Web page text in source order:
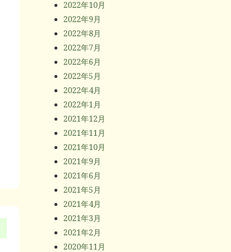
2022年10月
2022年9月
2022年8月
2022年7月
2022年6月
2022年5月
2022年4月
2022年1月
2021年12月
2021年11月
2021年10月
2021年9月
2021年6月
2021年5月
2021年4月
2021年3月
2021年2月
2020年11月